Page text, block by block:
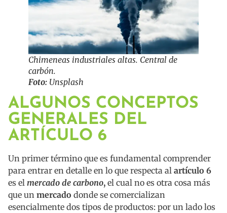
Chimeneas industriales altas. Central de
carbón.
Foto: Unsplash
ALGUNOS CONCEPTOS
GENERALES DEL
ARTÍCULO 6
Un primer término que es fundamental comprender
para entrar en detalle en lo que respecta al artículo 6
es el mercado de carbono, el cual no es otra cosa más
que un mercado donde se comercializan
esencialmente dos tipos de productos: por un lado los